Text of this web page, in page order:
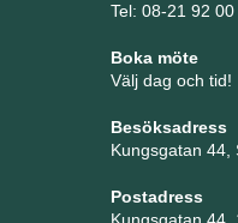
Tel: 08-21 92 00
Boka möte
Välj dag och tid!
Besöksadress
Kungsgatan 44,
Postadress